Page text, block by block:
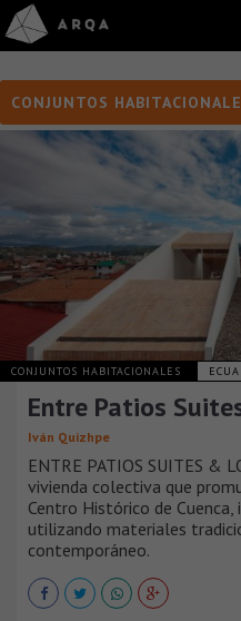
CONJUNTOS
CONJUNTOS HABITACIONALES
Entre Patios
Iván Quizhpe
ENTRE PATIOS SUITES &
vivienda colectiva que
Centro Histórico de
utilizando materiales
contemporáneo.